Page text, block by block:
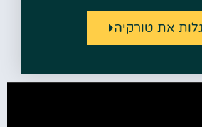
את טורקיה